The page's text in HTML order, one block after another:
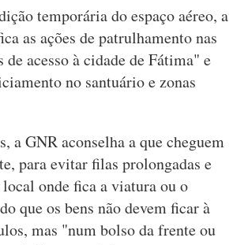
temporária do espaço aéreo, a
as ações de patrulhamento nas
acesso à cidade de Fátima" e
no santuário e zonas
a GNR aconselha a que cheguem
para evitar filas prolongadas e
onde fica a viatura ou o
que os bens não devem ficar à
mas "num bolso da frente ou